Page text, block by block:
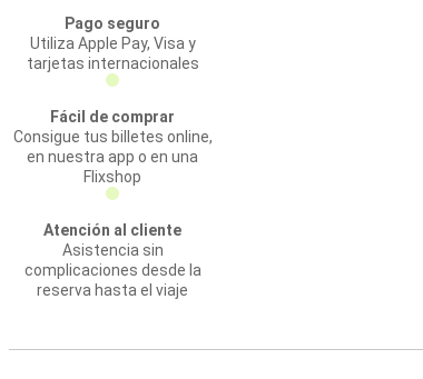
Pago seguro
Utiliza Apple Pay, Visa y
tarjetas internacionales
Fácil de comprar
Consigue tus billetes online,
en nuestra app o en una
Flixshop
Atención al cliente
Asistencia sin
complicaciones desde la
reserva hasta el viaje